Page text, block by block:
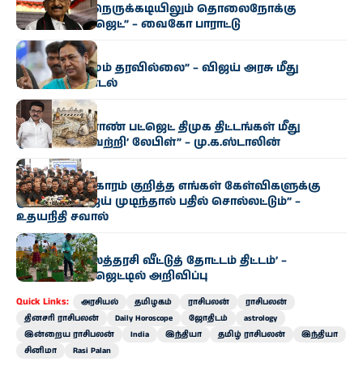
“மிகுந்த நிதி நெருக்கடியிலும் தொலைநோக்கு
வேளாண் பட்ஜெட்” – வைகோ பாராட்டு
அரசியல்
“எந்த மாற்றமும் தரவில்லை” – விஜய் அரசு மீது
பிரேமலதா சாடல்
அரசியல்
“தமிழக வேளாண் பட்ஜெட் திமுக திட்டங்கள் மீது
ஒட்டப்பட்ட ‘வெற்றி’ லேபிள்” – மு.க.ஸ்டாலின்
அரசியல்
“காவிரி விவகாரம் குறித்த எங்கள் கேள்விகளுக்கு
முதல்வர் விஜய் முடிந்தால் பதில் சொல்லட்டும்” –
உதயநிதி சவால்
அரசியல்
‘வெற்றி இல்லத்தரசி வீட்டுத் தோட்டம் திட்டம்’ –
வேளாண் பட்ஜெட்டில் அறிவிப்பு
Quick Links: அரசியல் தமிழகம் ராசிபலன்
ராசிபலன்
தினசரி ராசிபலன்
Daily Horoscope ஜோதிடம்
astrology
இன்றைய ராசிபலன்
India இந்தியா தமிழ் ராசிபலன்
இந்தியா
சினிமா
Rasi Palan